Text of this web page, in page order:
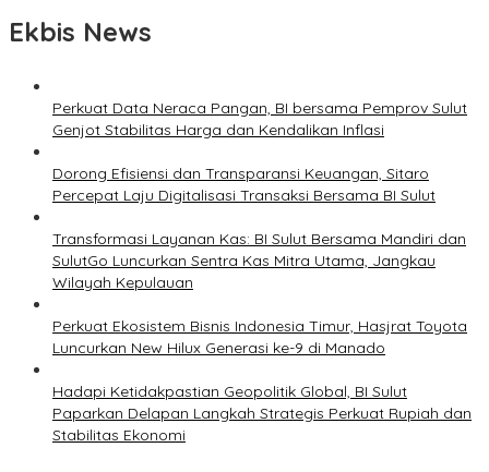
Ekbis News
Perkuat Data Neraca Pangan, BI bersama Pemprov Sulut
Genjot Stabilitas Harga dan Kendalikan Inflasi
Dorong Efisiensi dan Transparansi Keuangan, Sitaro
Percepat Laju Digitalisasi Transaksi Bersama BI Sulut
Transformasi Layanan Kas: BI Sulut Bersama Mandiri dan
SulutGo Luncurkan Sentra Kas Mitra Utama, Jangkau
Wilayah Kepulauan
Perkuat Ekosistem Bisnis Indonesia Timur, Hasjrat Toyota
Luncurkan New Hilux Generasi ke-9 di Manado
Hadapi Ketidakpastian Geopolitik Global, BI Sulut
Paparkan Delapan Langkah Strategis Perkuat Rupiah dan
Stabilitas Ekonomi